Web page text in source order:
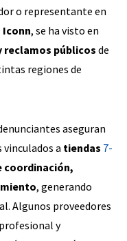
o representante en
Iconn, se ha visto en
reclamos públicosde
regiones de
aseguran
a tiendas 7-
coordinación,
, generando
Algunos proveedores
y